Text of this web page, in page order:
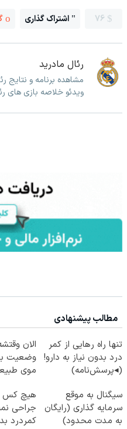
76 اشتراک گذاری
رئال مادرید
مشاهده برنامه و نتایج
ویدئو خلاصه بازی های
مطالب پیشنهادی
تنها راه رهایی از کمر
درد بدون نیاز به دارو!
(◂پرسش‌نامه)
الان
وضعیت
موی
سیگنال به موقع
سرمایه گذاری (رایگان
به مدت محدود)
هیچ کس
جراحی
کمردرد